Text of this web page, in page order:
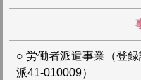
○ 労働者派遣事業（登
派41-010009）